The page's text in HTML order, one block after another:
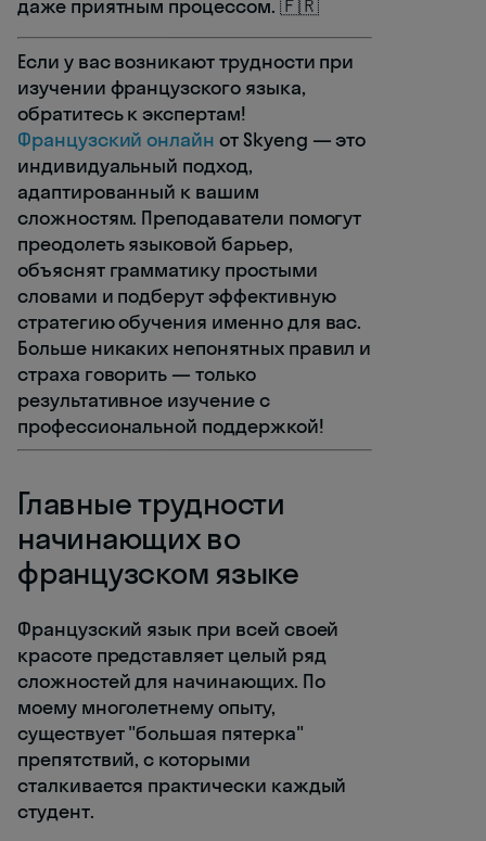
даже приятным процессом. 🇫🇷
Если у вас возникают трудности при
изучении французского языка,
обратитесь к экспертам!
Французский онлайн от Skyeng — это
индивидуальный подход,
адаптированный к вашим
сложностям. Преподаватели помогут
преодолеть языковой барьер,
объяснят грамматику простыми
словами и подберут эффективную
стратегию обучения именно для вас.
Больше никаких непонятных правил и
страха говорить — только
результативное изучение с
профессиональной поддержкой!
Главные трудности
начинающих во
французском языке
Французский язык при всей своей
красоте представляет целый ряд
сложностей для начинающих. По
моему многолетнему опыту,
существует "большая пятерка"
препятствий, с которыми
сталкивается практически каждый
студент.